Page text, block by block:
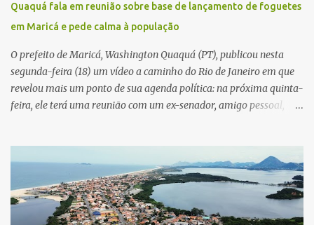
Quaquá fala em reunião sobre base de lançamento de foguetes
em Maricá e pede calma à população
O prefeito de Maricá, Washington Quaquá (PT), publicou nesta
segunda-feira (18) um vídeo a caminho do Rio de Janeiro em que
revelou mais um ponto de sua agenda política: na próxima quinta-
feira, ele terá uma reunião com um ex-senador, amigo pessoal,
atenção pela ousadia do projeto, que colocaria Maricá em um
novo patamar de visibilidade tecnológica e estratégica. Segundo
Quaquá, a conversa será o início de um debate maior sobre a
viabilidade dessa estrutura na cidade. Durante o vídeo, o prefeito